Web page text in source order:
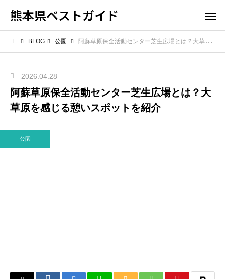
熊本県ベストガイド
BLOG 公園 阿蘇草原保全活動センター芝生広場とは？大草原を感じる憩いスポットを紹介
2026.04.28
阿蘇草原保全活動センター芝生広場とは？大
草原を感じる憩いスポットを紹介
公園